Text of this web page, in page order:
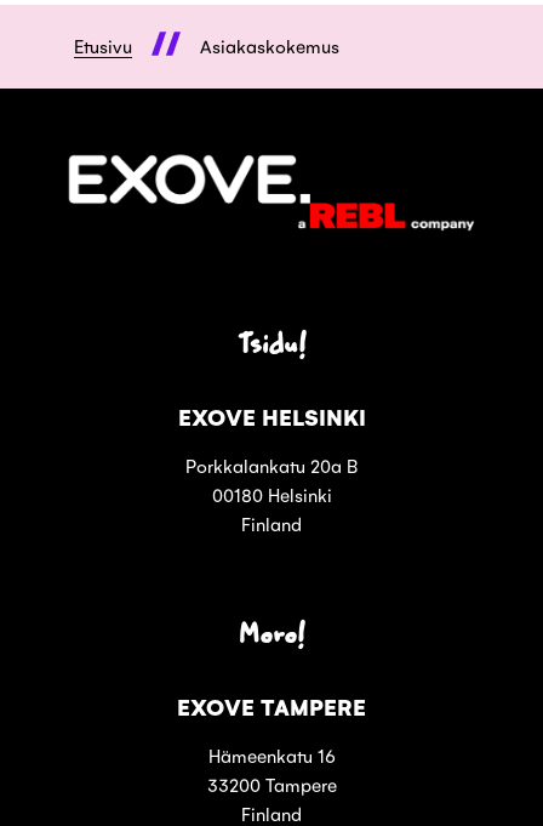
Etusivu Asiakaskokemus
Tsidu!
EXOVE HELSINKI
Porkkalankatu 20a B
00180 Helsinki
Finland
Moro!
EXOVE TAMPERE
Hämeenkatu 16
33200 Tampere
Finland